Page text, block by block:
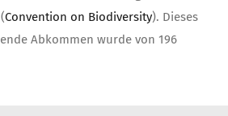
Convention on Biodiversity). Dieses
Abkommen wurde von 196